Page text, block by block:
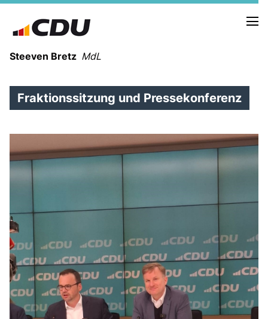
Steeven Bretz MdL
VITA
WAHLKREISBESUCHE
ZIELE
Redebeiträge
Anträge CDU
Kleine Anfragen
Fraktionssitzung und Pressekonferenz